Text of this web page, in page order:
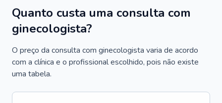
Quanto custa uma consulta com
ginecologista?
O preço da consulta com ginecologista varia de acordo
com a clínica e o profissional escolhido, pois não existe
uma tabela.